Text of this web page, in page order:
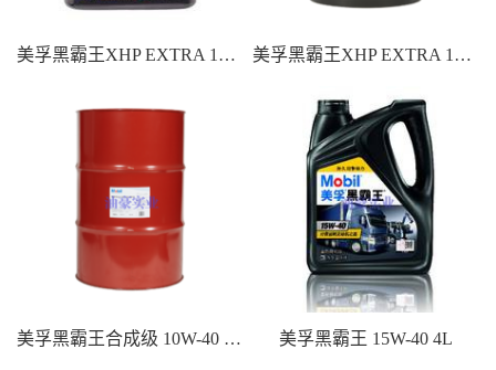
美孚黑霸王XHP EXTRA 10W-40 4L 美孚黑霸王XHP EXTRA 10W-40 18L
美孚黑霸王合成级 10W-40 208L 美孚黑霸王 15W-40 4L